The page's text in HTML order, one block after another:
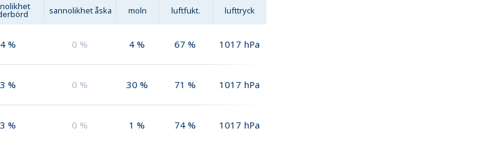
sannolikhet åska moln luftfukt. lufttryck
4 % 0 % 4 % 67 % 1017 hPa
3 % 0 % 30 % 71 % 1017 hPa
3 % 0 % 1 % 74 % 1017 hPa